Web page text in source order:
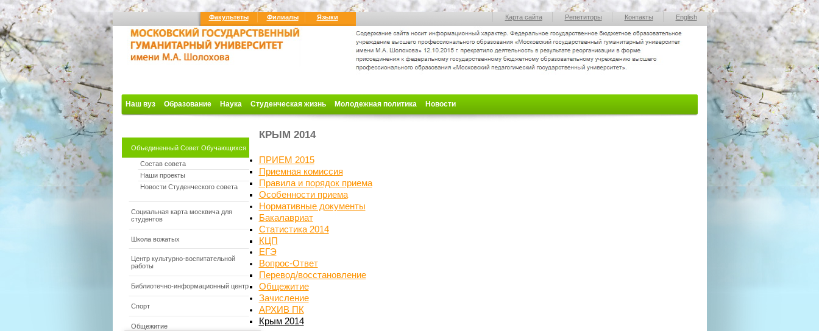
Факультеты Филиалы Языки Карта сайта Репетиторы Контакты English
Наш вуз Образование Наука Студенческая жизнь Молодежная политика Новости
Объединенный Совет Обучающихся
Состав совета
Наши проекты
Новости Студенческого совета
Социальная карта москвича для
студентов
Школа вожатых
Центр культурно-воспитательной
работы
Библиотечно-информационный центр
Спорт
Общежитие
КРЫМ 2014
ПРИЕМ 2015
Приемная комиссия
Правила и порядок приема
Особенности приема
Нормативные документы
Бакалавриат
Статистика2014
КЦП
ЕГЭ
Вопрос-Ответ
Перевод/восстановление
Общежитие
Зачисление
АРХИВ ПК
Крым 2014